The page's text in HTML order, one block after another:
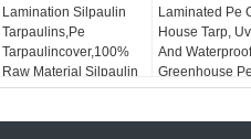
Lamination Silpaulin
Tarpaulins,Pe
Tarpaulincover,100%
Raw Material Silpaulin
Tarpaulin
Laminated Pe
House Tarp,
And
Greenhouse Pe
Tarpaulin